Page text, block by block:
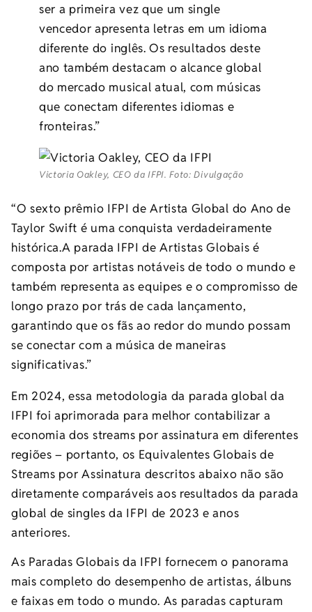
ser a primeira vez que um single
vencedor apresenta letras em um idioma
diferente do inglês. Os resultados deste
ano também destacam o alcance global
do mercado musical atual, com músicas
que conectam diferentes idiomas e
fronteiras.”
Victoria Oakley, CEO da IFPI. Foto: Divulgação
“O sexto prêmio IFPI de Artista Global do Ano de
Taylor Swift é uma conquista verdadeiramente
histórica.A parada IFPI de Artistas Globais é
composta por artistas notáveis ​​de todo o mundo e
também representa as equipes e o compromisso de
longo prazo por trás de cada lançamento,
garantindo que os fãs ao redor do mundo possam
se conectar com a música de maneiras
significativas.”
Em 2024, essa metodologia da parada global da
IFPI foi aprimorada para melhor contabilizar a
economia dos streams por assinatura em diferentes
regiões – portanto, os Equivalentes Globais de
Streams por Assinatura descritos abaixo não são
diretamente comparáveis ​​aos resultados da parada
global de singles da IFPI de 2023 e anos
anteriores.
As Paradas Globais da IFPI fornecem o panorama
mais completo do desempenho de artistas, álbuns
e faixas em todo o mundo. As paradas capturam